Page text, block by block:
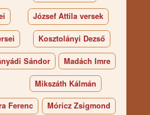
József Attila versek
Kosztolányi Dezső
Sándor Madách Imre
Mikszáth Kálmán
Ferenc Móricz Zsigmond